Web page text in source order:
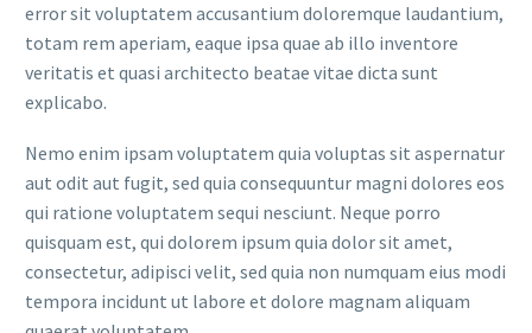
error sit voluptatem accusantium doloremque laudantium,
totam rem aperiam, eaque ipsa quae ab illo inventore
veritatis et quasi architecto beatae vitae dicta sunt
explicabo.
Nemo enim ipsam voluptatem quia voluptas sit aspernatur
aut odit aut fugit, sed quia consequuntur magni dolores eos
qui ratione voluptatem sequi nesciunt. Neque porro
quisquam est, qui dolorem ipsum quia dolor sit amet,
consectetur, adipisci velit, sed quia non numquam eius modi
tempora incidunt ut labore et dolore magnam aliquam